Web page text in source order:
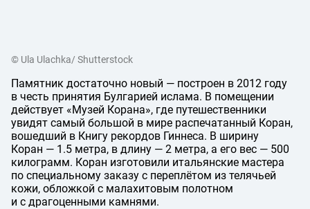
© Ula Ulachka/ Shutterstock
Памятник достаточно новый — построен в 2012 году
в честь принятия Булгарией ислама. В помещении
действует «Музей Корана», где путешественники
увидят самый большой в мире распечатанный Коран,
вошедший в Книгу рекордов Гиннеса. В ширину
Коран — 1.5 метра, в длину — 2 метра, а его вес — 500
килограмм. Коран изготовили итальянские мастера
по специальному заказу с переплётом из телячьей
кожи, обложкой с малахитовым полотном
и с драгоценными камнями.